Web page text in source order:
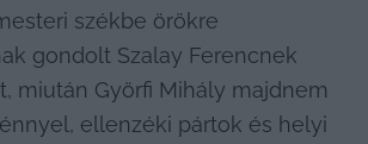
székbe örökre
gondolt Szalay Ferencnek
miután Györfi Mihály majdnem
ellenzéki pártok és helyi